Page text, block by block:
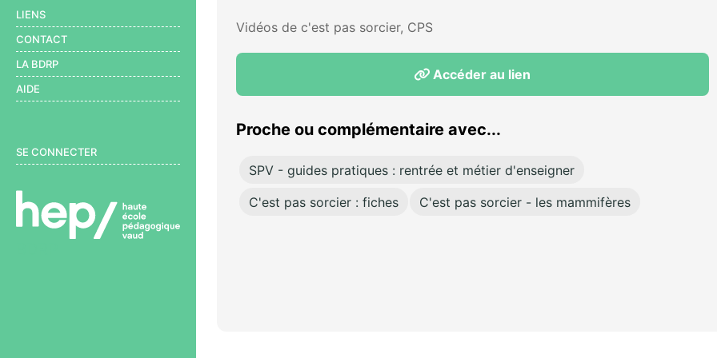
Vidéos de c'est pas sorcier, CPS
Accéder au lien
Proche ou complémentaire avec...
SPV - guides pratiques : rentrée et métier d'enseigner
C'est pas sorcier : fiches
C'est pas sorcier - les mammifères
LIENS
CONTACT
LA BDRP
AIDE
User menu
SE CONNECTER